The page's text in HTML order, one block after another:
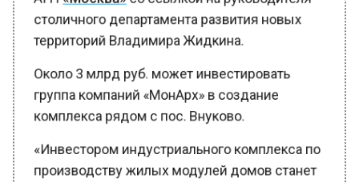
территорий Владимира Жидкина.
Около 3 млрд руб. может инвестировать
группа компаний «МонАрх» в создание
комплекса рядом с пос. Внуково.
«Инвестором индустриального комплекса по
производству жилых модулей домов станет
группа компаний «МонАрх», это их объект.